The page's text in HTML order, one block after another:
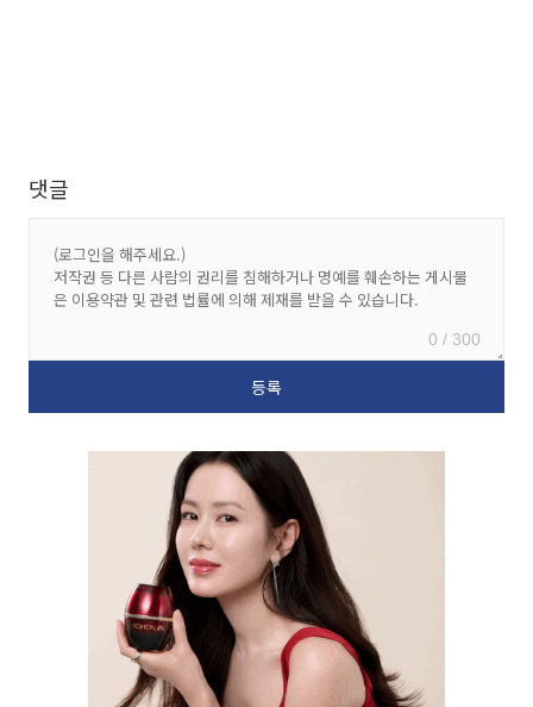
댓글
0 / 300